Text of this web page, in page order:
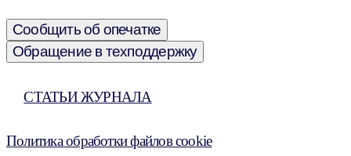
Сообщить об опечатке
Обращение в техподдержку
СТАТЬИ ЖУРНАЛА
Политика обработки файлов cookie